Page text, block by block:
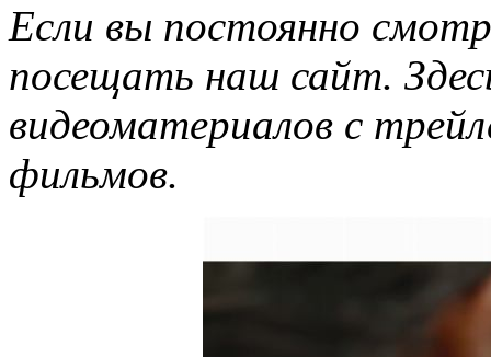
Если вы постоянно
посещать наш сайт.
видеоматериалов с
фильмов.